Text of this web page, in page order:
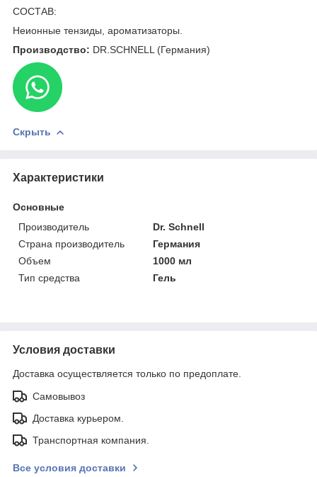
СОСТАВ:
Неионные тензиды, ароматизаторы.
Производство: DR.SCHNELL (Германия)
Скрыть
Характеристики
Основные
Производитель
Dr. Schnell
Страна производитель
Германия
Объем
1000 мл
Тип средства
Гель
Условия доставки
Доставка осуществляется только по предоплате.
Самовывоз
Доставка курьером.
Транспортная компания.
Все условия доставки